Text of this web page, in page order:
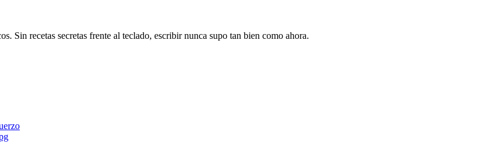
Sin recetas secretas frente al teclado, escribir nunca supo tan bien como ahora.